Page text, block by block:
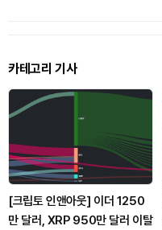
카테고리 기사
[크립토 인앤아웃] 이더 1250
만 달러, XRP 950만 달러 이탈